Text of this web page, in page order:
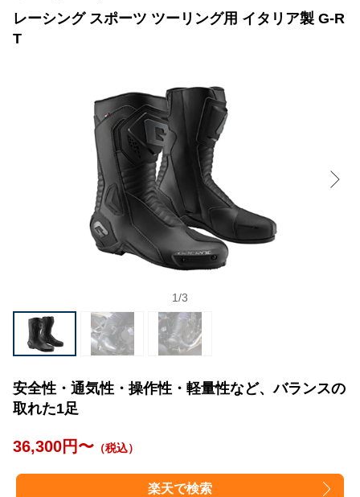
レーシング スポーツ ツーリング用 イタリア製 G-R
T
1/3
安全性・通気性・操作性・軽量性など、バランスの
取れた1足
36,300円〜 （税込）
楽天で検索